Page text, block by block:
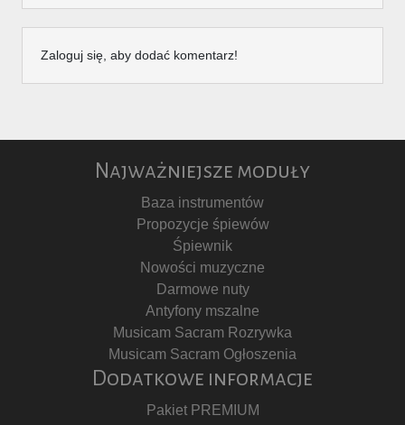
Zaloguj się, aby dodać komentarz!
Najważniejsze moduły
Baza instrumentów
Propozycje śpiewów
Śpiewnik
Nowości muzyczne
Darmowe nuty
Antyfony mszalne
Musicam Sacram Rozrywka
Musicam Sacram Ogłoszenia
Dodatkowe informacje
Pakiet PREMIUM